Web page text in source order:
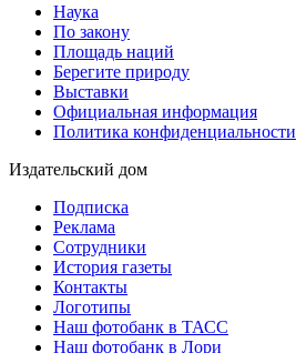
Наука
По закону
Площадь наций
Берегите природу
Выставки
Официальная информация
Политика конфиденциальности
Издательский дом
Подписка
Реклама
Сотрудники
История газеты
Контакты
Логотипы
Наш фотобанк в ТАСС
Наш фотобанк в Лори